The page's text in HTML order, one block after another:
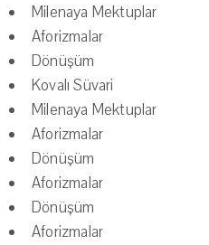
Milenaya Mektuplar
Aforizmalar
Dönüşüm
Kovalı Süvari
Milenaya Mektuplar
Aforizmalar
Dönüşüm
Aforizmalar
Dönüşüm
Aforizmalar